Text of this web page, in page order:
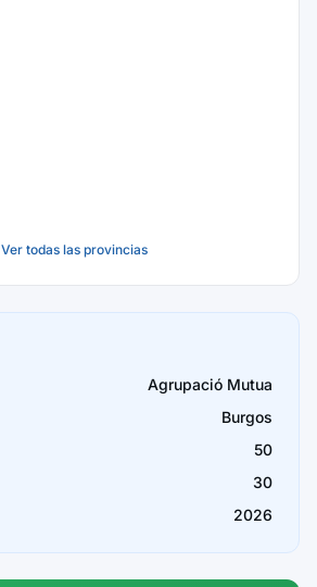
Ver todas las provincias
Agrupació Mutua
Burgos
50
30
2026